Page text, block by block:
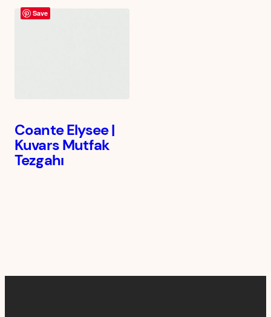
Save
Coante Elysee |
Kuvars Mutfak
Tezgahı